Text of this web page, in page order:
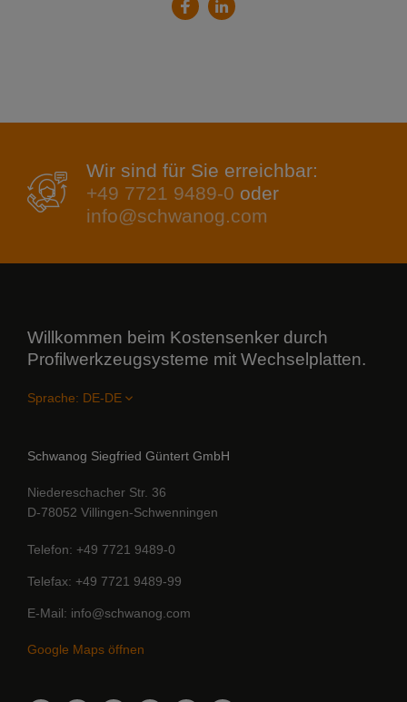
FacebookLinkedIn
Wir sind für Sie erreichbar:
+49 7721 9489-0 oder
info@schwanog.com
Willkommen beim Kostensenker durch
Profilwerkzeugsysteme mit Wechselplatten.
Sprache:
Schwanog Siegfried Güntert GmbH
Niedereschacher Str. 36
D-78052 Villingen-Schwenningen
Telefon +49 7721 9489-0
Telefax +49 7721 9489-99
E-Mail info@schwanog.com
Google Maps öffnen